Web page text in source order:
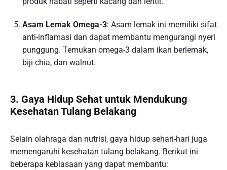
Asam Lemak Omega-3: Asam lemak ini memiliki sifat
anti-inflamasi dan dapat membantu mengurangi nyeri
punggung. Temukan omega-3 dalam ikan berlemak,
biji chia, dan walnut.
3. Gaya Hidup Sehat untuk Mendukung
Kesehatan Tulang Belakang
Selain olahraga dan nutrisi, gaya hidup sehari-hari juga
memengaruhi kesehatan tulang belakang. Berikut ini
beberapa kebiasaan yang dapat membantu: